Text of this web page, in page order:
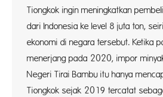
Tiongkok ingin meningkatkan
dari Indonesia ke level 8 juta ton,
ekonomi di negara tersebut. Ketika
menerjang pada 2020, impor
Negeri Tirai Bambu itu hanya
Tiongkok sejak 2019 tercatat